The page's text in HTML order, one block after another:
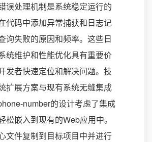
误处理机制是系统稳定运行的
代码中添加异常捕获和日志记
询失败的原因和频率。这些日
统维护和性能优化具有重要价
发者快速定位和解决问题。技
扩展方案与现有系统无缝集成
number的设计考虑了集成
松嵌入到现有的Web应用中。
文件复制到目标项目中并进行